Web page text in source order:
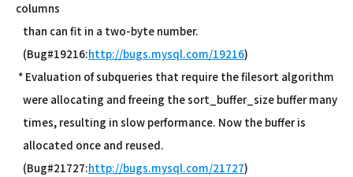
columns
than can fit in a two-byte number.
(Bug#19216:http://bugs.mysql.com/19216)
* Evaluation of subqueries that require the filesort algorithm
were allocating and freeing the sort_buffer_size buffer many
times, resulting in slow performance. Now the buffer is
allocated once and reused.
(Bug#21727:http://bugs.mysql.com/21727)